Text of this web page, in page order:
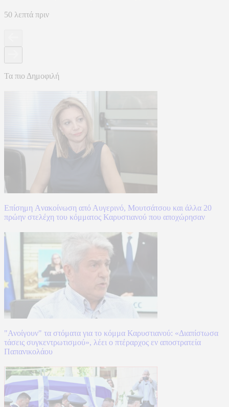
50 λεπτά πριν
Τα πιο Δημοφιλή
Επίσημη Aνακοίνωση από Αυγερινό, Μουτσάτσου και άλλα 20
πρώην στελέχη του κόμματος Καρυστιανού που αποχώρησαν
"Ανοίγουν" τα στόματα για το κόμμα Καρυστιανού: «Διαπίστωσα
τάσεις συγκεντρωτισμού», λέει ο πτέραρχος εν αποστρατεία
Παπανικολάου